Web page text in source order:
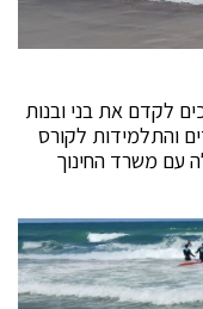
לקדם את בני ובנות
והתלמידות לקורס
עם משרד החינוך